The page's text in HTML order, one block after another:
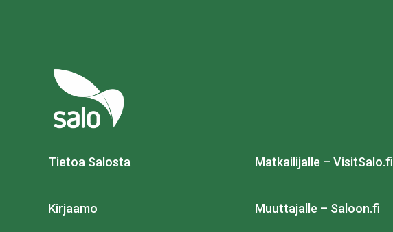
Tietoa Salosta
Kirjaamo
Matkailijalle – VisitSalo.fi
Muuttajalle – Saloon.fi